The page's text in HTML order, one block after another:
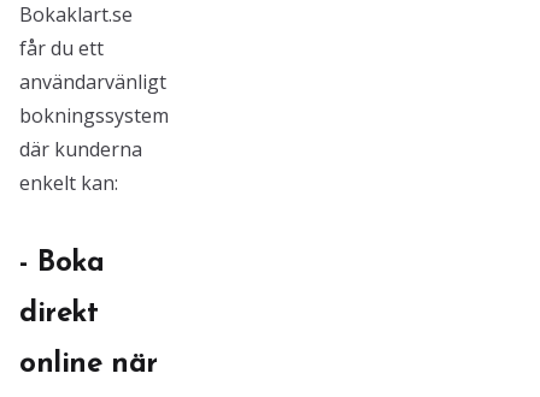
Bokaklart.se
får du ett
användarvänligt
bokningssystem
där kunderna
enkelt kan:
- Boka
direkt
online när